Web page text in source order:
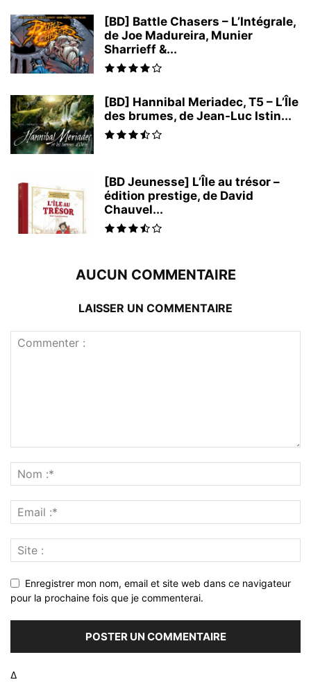
[BD] Battle Chasers – L’Intégrale,
de Joe Madureira, Munier
Sharrieff &...
[BD] Hannibal Meriadec, T5 – L’Île
des brumes, de Jean-Luc Istin...
[BD Jeunesse] L’Île au trésor –
édition prestige, de David
Chauvel...
AUCUN COMMENTAIRE
LAISSER UN COMMENTAIRE
Enregistrer mon nom, email et site web dans ce navigateur
pour la prochaine fois que je commenterai.
Δ